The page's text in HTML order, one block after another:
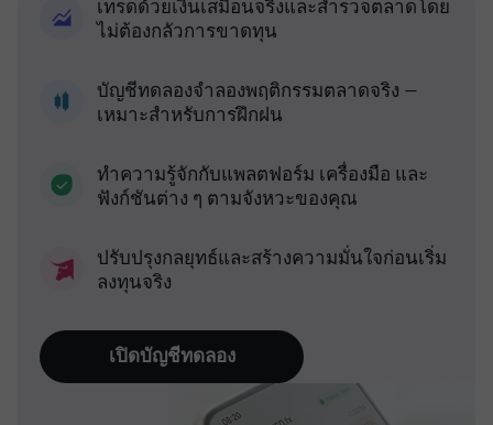
เทรดด้วยเงินเสมือนจริงและสำรวจตลาดโดย
ไม่ต้องกลัวการขาดทุน
บัญชีทดลองจำลองพฤติกรรมตลาดจริง —
เหมาะสำหรับการฝึกฝน
ทำความรู้จักกับแพลตฟอร์ม เครื่องมือ และ
ฟังก์ชันต่าง ๆ ตามจังหวะของคุณ
ปรับปรุงกลยุทธ์และสร้างความมั่นใจก่อนเริ่ม
ลงทุนจริง
เปิดบัญชีทดลอง